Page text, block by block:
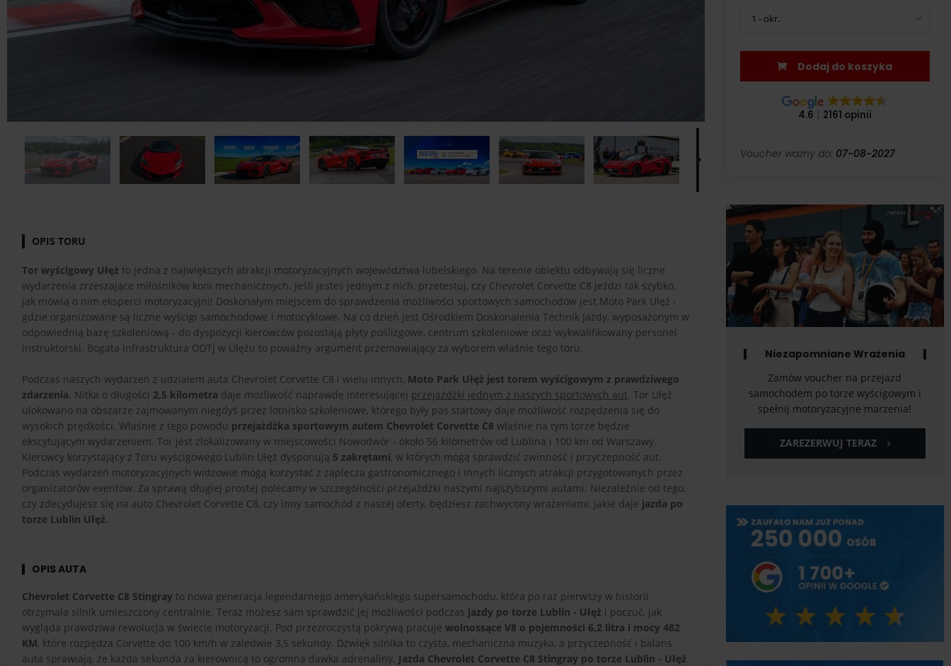
OPIS TORU
Tor wyścigowy Ułęż to jedna z największych atrakcji motoryzacyjnych województwa lubelskiego. Na terenie obiektu odbywają się liczne
wydarzenia zrzeszające miłośników koni mechanicznych. Jeśli jesteś jednym z nich, przetestuj, czy Chevrolet Corvette C8 jeździ tak szybko,
jak mówią o nim eksperci motoryzacyjni! Doskonałym miejscem do sprawdzenia możliwości sportowych samochodów jest Moto Park Ułęż -
gdzie organizowane są liczne wyścigi samochodowe i motocyklowe. Na co dzień jest Ośrodkiem Doskonalenia Technik Jazdy, wyposażonym w
odpowiednią bazę szkoleniową - do dyspozycji kierowców pozostają płyty poślizgowe, centrum szkoleniowe oraz wykwalifikowany personel
instruktorski. Bogata infrastruktura ODTJ w Ułężu to poważny argument przemawiający za wyborem właśnie tego toru.
Podczas naszych wydarzeń z udziałem auta Chevrolet Corvette C8 i wielu innych, Moto Park Ułęż jest torem wyścigowym z prawdziwego
zdarzenia. Nitka o długości 2,5 kilometra daje możliwość naprawdę interesującej przejażdżki jednym z naszych sportowych aut. Tor Ułęż
ulokowano na obszarze zajmowanym niegdyś przez lotnisko szkoleniowe, którego były pas startowy daje możliwość rozpędzenia się do
wysokich prędkości. Właśnie z tego powodu przejażdżka sportowym autem Chevrolet Corvette C8 właśnie na tym torze będzie
ekscytującym wydarzeniem. Tor jest zlokalizowany w miejscowości Nowodwór - około 56 kilometrów od Lublina i 100 km od Warszawy.
Kierowcy korzystający z Toru wyścigowego Lublin Ułęż dysponują 5 zakrętami, w których mogą sprawdzić zwinność i przyczepność aut.
Podczas wydarzeń motoryzacyjnych widzowie mogą korzystać z zaplecza gastronomicznego i innych licznych atrakcji przygotowanych przez
organizatorów eventów. Za sprawą długiej prostej polecamy w szczególności przejażdżki naszymi najszybszymi autami. Niezależnie od tego,
czy zdecydujesz się na auto Chevrolet Corvette C8, czy inny samochód z naszej oferty, będziesz zachwycony wrażeniami, jakie daje jazda po
torze Lublin Ułęż.
OPIS AUTA
Chevrolet Corvette C8 Stingray to nowa generacja legendarnego amerykańskiego supersamochodu, która po raz pierwszy w historii
otrzymała silnik umieszczony centralnie. Teraz możesz sam sprawdzić jej możliwości podczas jazdy po torze Lublin - Ułęż i poczuć, jak
wygląda prawdziwa rewolucja w świecie motoryzacji. Pod przezroczystą pokrywą pracuje wolnossące V8 o pojemności 6,2 litra i mocy 482
KM, które rozpędza Corvette do 100 km/h w zaledwie 3,5 sekundy. Dźwięk silnika to czysta, mechaniczna muzyka, a przyczepność i balans
auta sprawiają, że każda sekunda za kierownicą to ogromna dawka adrenaliny. Jazda Chevrolet Corvette C8 Stingray po torze Lublin - Ułęż
1 - okr.
Dodaj do koszyka
4.6 2161 opinii
Voucher ważny do: 07-08-2027
Niezapomniane Wrażenia
Zamów voucher na przejazd
samochodem po torze wyścigowym i
spełnij motoryzacyjne marzenia!
ZAREZERWUJ TERAZ